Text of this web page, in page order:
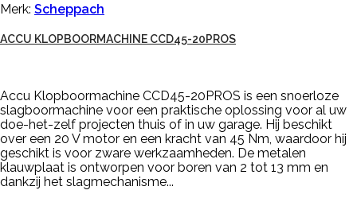
Merk: Scheppach
ACCU KLOPBOORMACHINE CCD45-20PROS
Accu Klopboormachine CCD45-20PROS is een snoerloze
slagboormachine voor een praktische oplossing voor al uw
doe-het-zelf projecten thuis of in uw garage. Hij beschikt
over een 20 V motor en een kracht van 45 Nm, waardoor hij
geschikt is voor zware werkzaamheden. De metalen
klauwplaat is ontworpen voor boren van 2 tot 13 mm en
dankzij het slagmechanisme...